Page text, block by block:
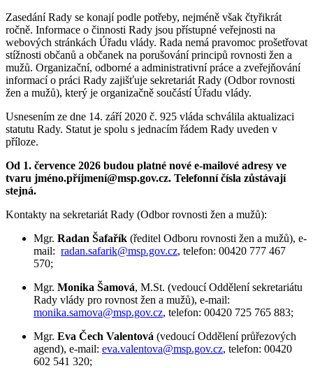
Zasedání Rady se konají podle potřeby, nejméně však čtyřikrát
ročně. Informace o činnosti Rady jsou přístupné veřejnosti na
webových stránkách Úřadu vlády. Rada nemá pravomoc prošetřovat
stížnosti občanů a občanek na porušování principů rovnosti žen a
mužů. Organizační, odborné a administrativní práce a zveřejňování
informací o práci Rady zajišťuje sekretariát Rady (Odbor rovnosti
žen a mužů), který je organizačně součástí Úřadu vlády.
Usnesením ze dne 14. září 2020 č. 925 vláda schválila aktualizaci
statutu Rady. Statut je spolu s jednacím řádem Rady uveden v
příloze.
Od 1. července 2026 budou platné nové e-mailové adresy ve
tvaru jméno.příjmení@msp.gov.cz. Telefonní čísla zůstávají
stejná.
Kontakty na sekretariát Rady (Odbor rovnosti žen a mužů):
Mgr. Radan Šafařík (ředitel Odboru rovnosti žen a mužů), e-
mail: radan.safarik@msp.gov.cz, telefon: 00420 777 467
570;
Mgr. Monika Šamová, M.St. (vedoucí Oddělení sekretariátu
Rady vlády pro rovnost žen a mužů), e-mail:
monika.samova@msp.gov.cz, telefon: 00420 725 765 883;
Mgr. Eva Čech Valentová (vedoucí Oddělení průřezových
agend), e-mail: eva.valentova@msp.gov.cz, telefon: 00420
602 541 320;